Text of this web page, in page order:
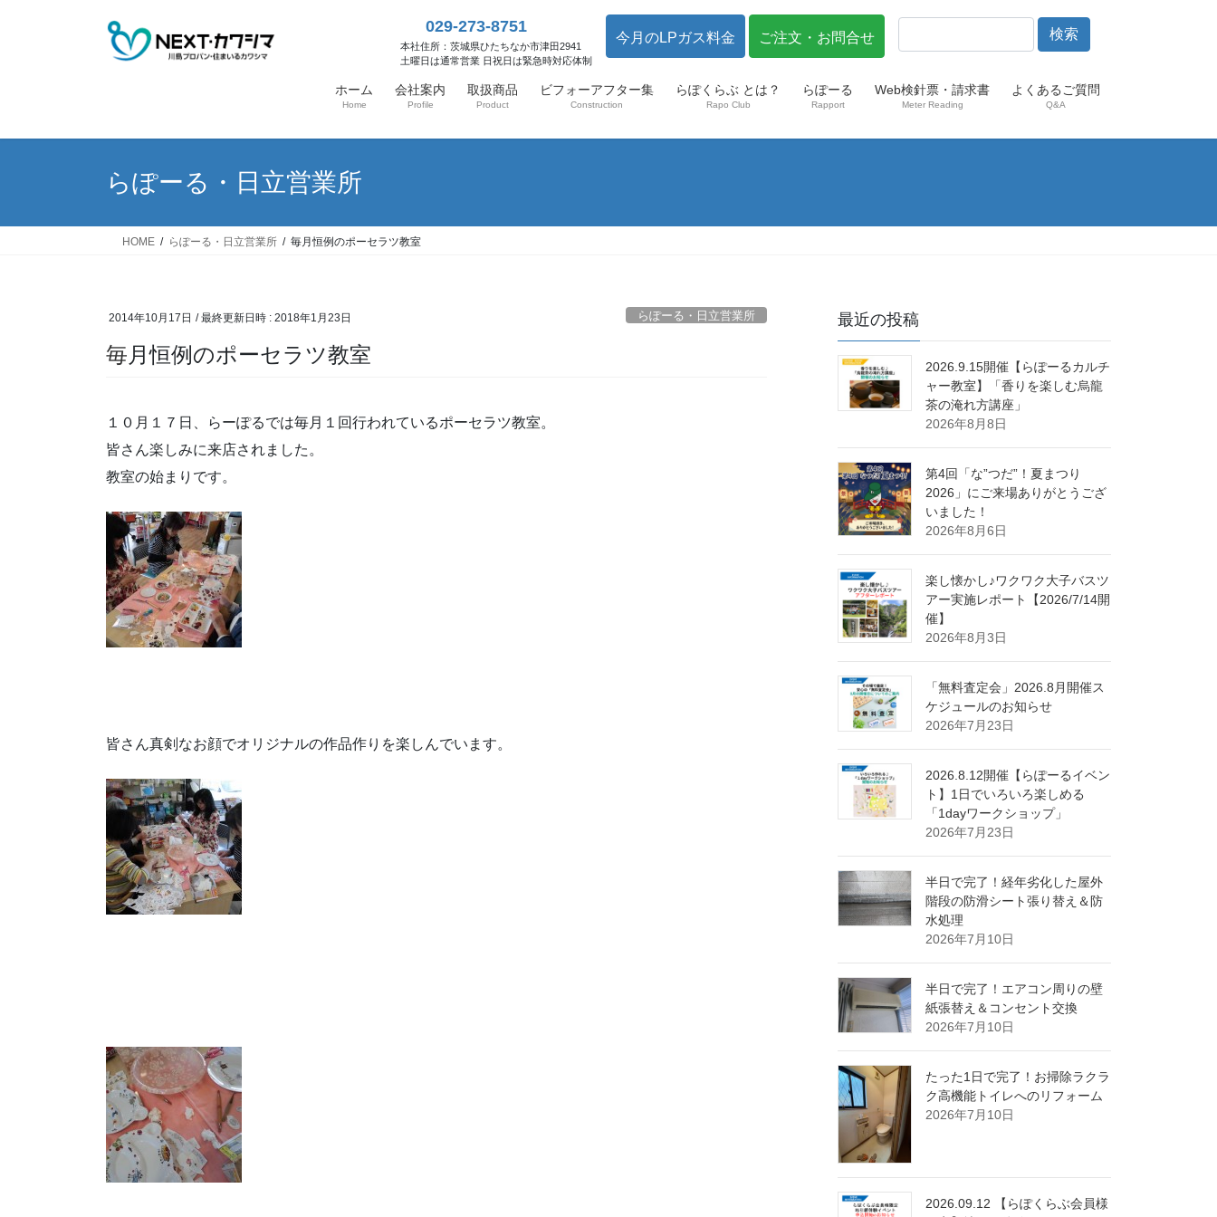
ス
ン
029-273-8751
本社住所：茨城県ひたちなか市津田2941
土曜日は通常営業 日祝日は緊急時対応体制
今月のLPガス料金 ご注文・お問合せ
ホーム
Home
会社案内
Profile
取扱商品
Product
ビフォーアフター集
Construction
らぽくらぶ とは？
Rapo Club
らぽーる
Rapport
Web検針票・請求書
Meter Reading
よくあるご質問
Q&A
らぽーる・日立営業所
HOME らぽーる・日立営業所 毎月恒例のポーセラツ教室
2014年10月17日 / 最終更新日時 : 2018年1月23日 らぽーる・日立営業所
毎月恒例のポーセラツ教室
１０月１７日、らーぽるでは毎月１回行われているポーセラツ教室。
皆さん楽しみに来店されました。
教室の始まりです。
皆さん真剣なお顔でオリジナルの作品作りを楽しんでいます。
最近の投稿
2026.9.15開催【らぽーるカルチ
ャー教室】「香りを楽しむ烏龍
茶の淹れ方講座」
2026年8月8日
第4回「な”つだ”！夏まつり
2026」にご来場ありがとうござ
いました！
2026年8月6日
楽し懐かし♪ワクワク大子バスツ
アー実施レポート【2026/7/14開
催】
2026年8月3日
「無料査定会」2026.8月開催ス
ケジュールのお知らせ
2026年7月23日
2026.8.12開催【らぽーるイベン
ト】1日でいろいろ楽しめる
「1dayワークショップ」
2026年7月23日
半日で完了！経年劣化した屋外
階段の防滑シート張り替え＆防
水処理
2026年7月10日
半日で完了！エアコン周りの壁
紙張替え＆コンセント交換
2026年7月10日
たった1日で完了！お掃除ラクラ
ク高機能トイレへのリフォーム
2026年7月10日
2026.09.12 【らぽくらぶ会員様